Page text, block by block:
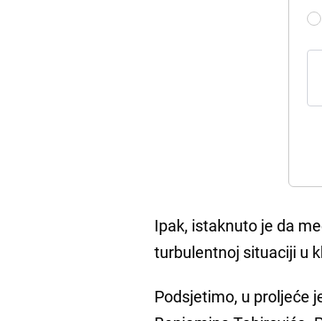
Ipak, istaknuto je da
turbulentnoj situaciji u
Podsjetimo, u proljeće